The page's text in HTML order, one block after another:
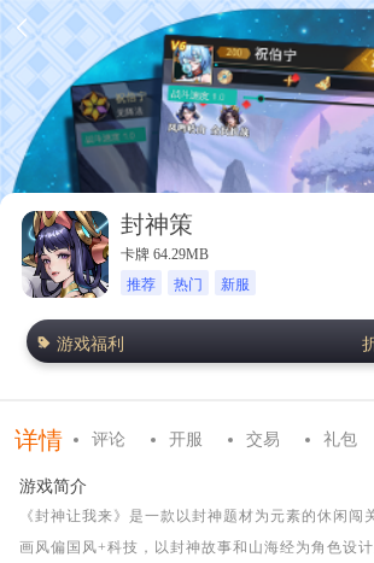
封神策
卡牌 64.29MB
推荐 热门 新服
游戏福利
详情 评论 开服 交易 礼包
游戏简介
《封神让我来》是一款以封神题材为元素的休闲闯
画风偏国风+科技，以封神故事和山海经为角色设